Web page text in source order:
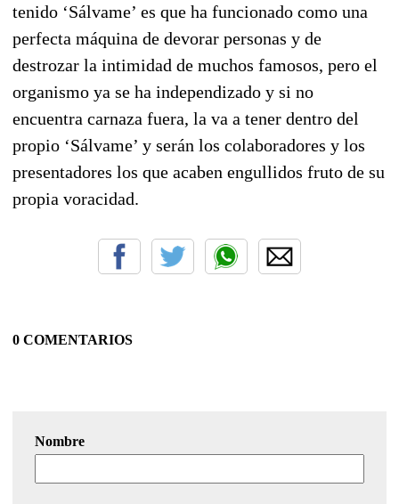
tenido ‘Sálvame’ es que ha funcionado como una
perfecta máquina de devorar personas y de
destrozar la intimidad de muchos famosos, pero el
organismo ya se ha independizado y si no
encuentra carnaza fuera, la va a tener dentro del
propio ‘Sálvame’ y serán los colaboradores y los
presentadores los que acaben engullidos fruto de su
propia voracidad.
0 COMENTARIOS
Nombre